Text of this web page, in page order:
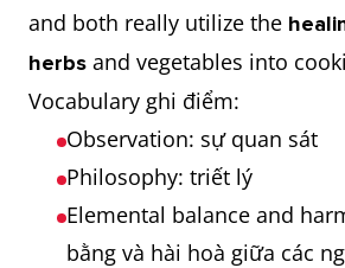
and both really utilize the
herbs and vegetables into
Vocabulary ghi điểm:
Observation: sự quan sát
Philosophy: triết lý
Elemental balance and
bằng và hài hoà giữa các